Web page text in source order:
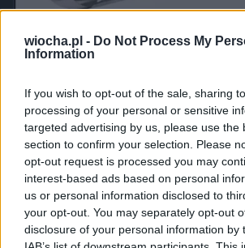
wiocha.pl - Do Not Process My
Information
If you wish to opt-out of the sale, sharing
processing of your personal or sensitive
targeted advertising by us, please use the
section to confirm your selection. Please
opt-out request is processed you may
interest-based ads based on personal
us or personal information disclosed to
your opt-out. You may separately opt-out
disclosure of your personal information by
260 0
Nowa palarnia matchy w
przezchuby1990 — 1 dzień temu
Kategoria: 😂Śmieszne Tagi: #woda